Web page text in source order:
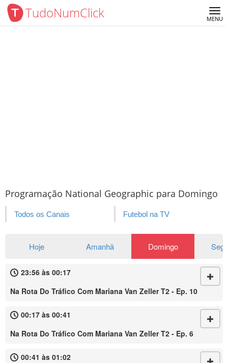
TudoNumClick MENU
Programação National Geographic para Domingo
Todos os Canais Futebol na TV
Hoje Amanhã Domingo
23:56 às 00:17
Na Rota Do Tráfico Com Mariana Van Zeller T2 - Ep. 10
00:17 às 00:41
Na Rota Do Tráfico Com Mariana Van Zeller T2 - Ep. 6
00:41 às 01:02